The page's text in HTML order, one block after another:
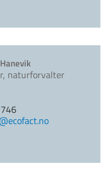
naturforvalter